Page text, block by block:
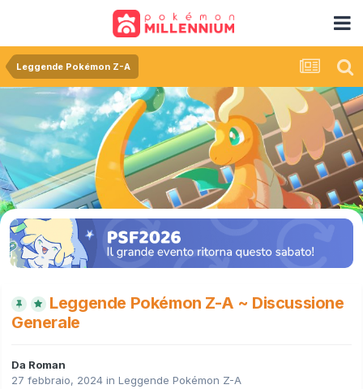
Leggende Pokémon Z-A
Leggende Pokémon Z-A ~ Discussione
Generale
Da Roman
27 febbraio, 2024 in Leggende Pokémon Z-A